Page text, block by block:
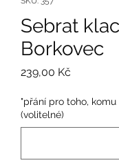
Sebrat
Borkovec
239,00 Kč
"přání pro toho,
(volitelné)